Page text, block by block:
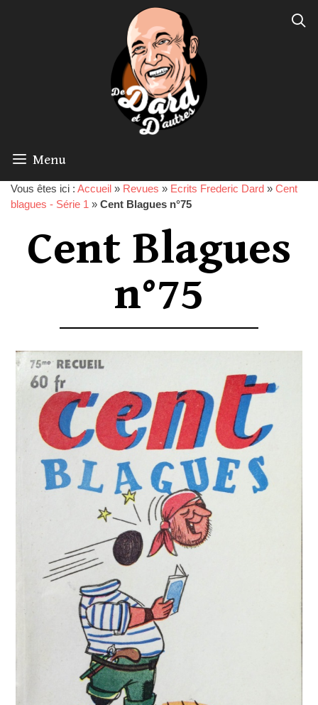
Menu
Vous êtes ici : Accueil » Revues » Ecrits Frederic Dard » Cent
blagues - Série 1 » Cent Blagues n°75
Cent Blagues
n°75